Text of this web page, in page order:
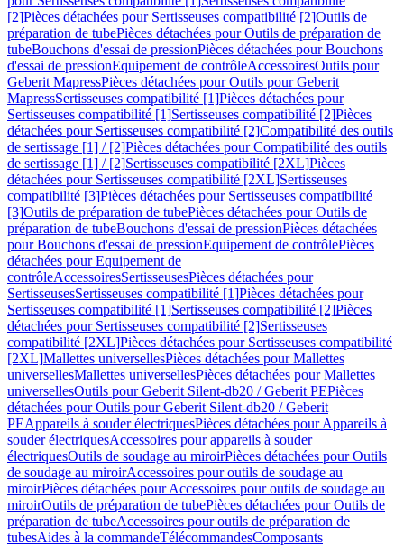
[2]Pièces détachées pour Sertisseuses compatibilité [2]Outils de
préparation de tubePièces détachées pour Outils de préparation de
tubeBouchons d'essai de pressionPièces détachées pour Bouchons
d'essai de pressionEquipement de contrôleAccessoiresOutils pour
Geberit MapressPièces détachées pour Outils pour Geberit
MapressSertisseuses compatibilité [1]Pièces détachées pour
Sertisseuses compatibilité [1]Sertisseuses compatibilité [2]Pièces
détachées pour Sertisseuses compatibilité [2]Compatibilité des outils
de sertissage [1] / [2]Pièces détachées pour Compatibilité des outils
de sertissage [1] / [2]Sertisseuses compatibilité [2XL]Pièces
détachées pour Sertisseuses compatibilité [2XL]Sertisseuses
compatibilité [3]Pièces détachées pour Sertisseuses compatibilité
[3]Outils de préparation de tubePièces détachées pour Outils de
préparation de tubeBouchons d'essai de pressionPièces détachées
pour Bouchons d'essai de pressionEquipement de contrôlePièces
détachées pour Equipement de
contrôleAccessoiresSertisseusesPièces détachées pour
SertisseusesSertisseuses compatibilité [1]Pièces détachées pour
Sertisseuses compatibilité [1]Sertisseuses compatibilité [2]Pièces
détachées pour Sertisseuses compatibilité [2]Sertisseuses
compatibilité [2XL]Pièces détachées pour Sertisseuses compatibilité
[2XL]Mallettes universellesPièces détachées pour Mallettes
universellesMallettes universellesPièces détachées pour Mallettes
universellesOutils pour Geberit Silent-db20 / Geberit PEPièces
détachées pour Outils pour Geberit Silent-db20 / Geberit
PEAppareils à souder électriquesPièces détachées pour Appareils à
souder électriquesAccessoires pour appareils à souder
électriquesOutils de soudage au miroirPièces détachées pour Outils
de soudage au miroirAccessoires pour outils de soudage au
miroirPièces détachées pour Accessoires pour outils de soudage au
miroirOutils de préparation de tubePièces détachées pour Outils de
préparation de tubeAccessoires pour outils de préparation de
tubesAides à la commandeTélécommandesComposants